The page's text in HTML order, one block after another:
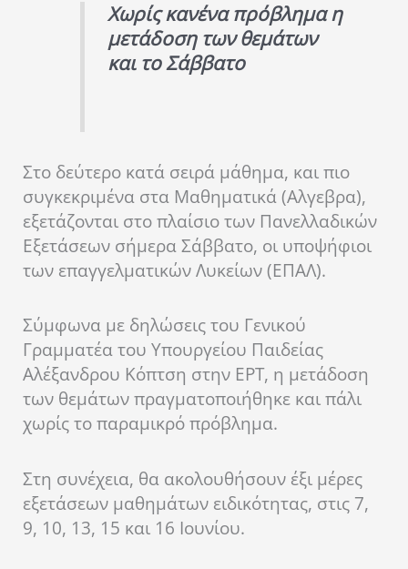
Χωρίς κανένα πρόβλημα η
μετάδοση των θεμάτων
και το Σάββατο
Στο δεύτερο κατά σειρά μάθημα, και πιο
συγκεκριμένα στα Μαθηματικά (Αλγεβρα),
εξετάζονται στο πλαίσιο των Πανελλαδικών
Εξετάσεων σήμερα Σάββατο, οι υποψήφιοι
των επαγγελματικών Λυκείων (ΕΠΑΛ).
Σύμφωνα με δηλώσεις του Γενικού
Γραμματέα του Υπουργείου Παιδείας
Αλέξανδρου Κόπτση στην ΕΡΤ, η μετάδοση
των θεμάτων πραγματοποιήθηκε και πάλι
χωρίς το παραμικρό πρόβλημα.
Στη συνέχεια, θα ακολουθήσουν έξι μέρες
εξετάσεων μαθημάτων ειδικότητας, στις 7,
9, 10, 13, 15 και 16 Ιουνίου.